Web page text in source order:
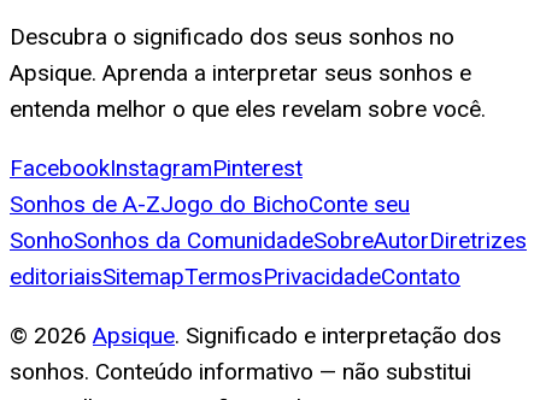
Descubra o significado dos seus sonhos no
Apsique. Aprenda a interpretar seus sonhos e
entenda melhor o que eles revelam sobre você.
FacebookInstagramPinterest
Sonhos de A-ZJogo do BichoConte seu
SonhoSonhos da ComunidadeSobreAutorDiretrizes
editoriaisSitemapTermosPrivacidadeContato
© 2026 Apsique. Significado e interpretação dos
sonhos. Conteúdo informativo — não substitui